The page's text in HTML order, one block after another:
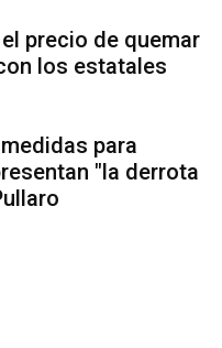
precio de quemar
los estatales
para
"la derrota